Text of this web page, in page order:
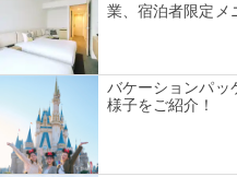
業、宿泊者限定メ
バケーションパッ
様子をご紹介！